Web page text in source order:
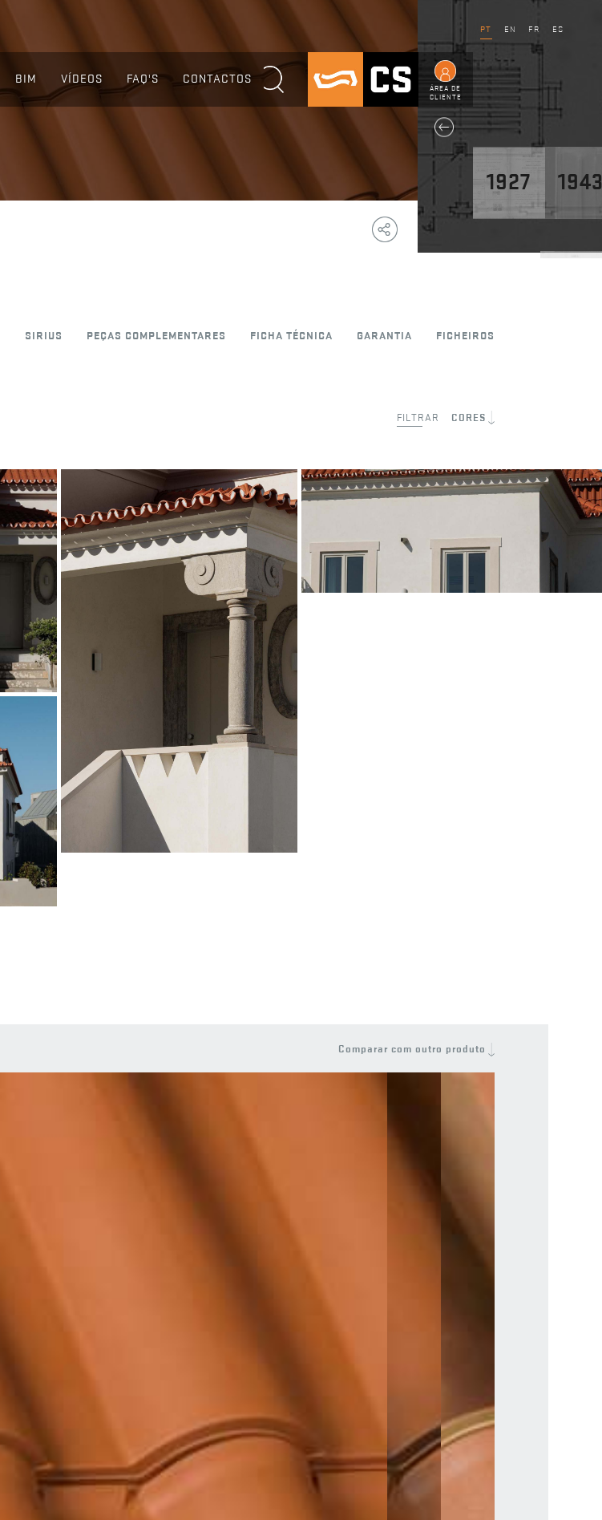
PT EN FR ES
BIM VÍDEOS FAQ'S CONTACTOS
ÁREA DE
CLIENTE
1927
Copy
Link
Facebook
WhatsApp
SIRIUS PEÇAS COMPLEMENTARES FICHA TÉCNICA GARANTIA FICHEIROS
FILTRAR CORES
Vermelho Natural
Estoril
ARX Portugal e Boost
©Ivo Tavares Studio
ARQUITETO
ARX Portugal e Boost Studio
©Ivo Tavares Studio
Comparar com outro produto